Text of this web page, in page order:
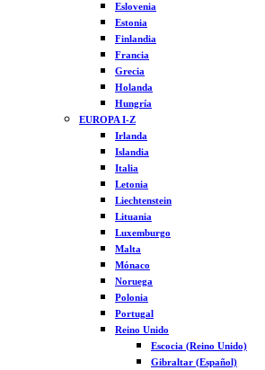
Eslovenia
Estonia
Finlandia
Francia
Grecia
Holanda
Hungría
EUROPA I-Z
Irlanda
Islandia
Italia
Letonia
Liechtenstein
Lituania
Luxemburgo
Malta
Mónaco
Noruega
Polonia
Portugal
Reino Unido
Escocia (Reino Unido)
Gibraltar (Español)